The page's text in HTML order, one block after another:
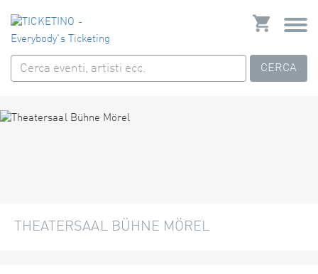
CERCA
THEATERSAAL BÜHNE MÖREL